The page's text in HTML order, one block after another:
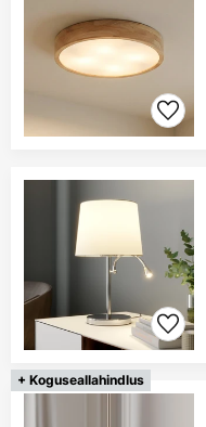
+ Koguseallahindlus